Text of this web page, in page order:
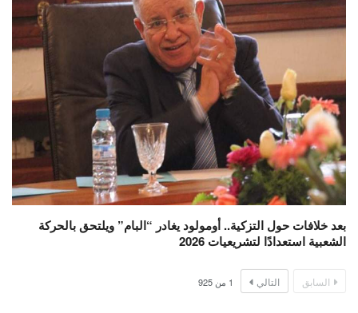
بعد خلافات حول التزكية.. أومولود يغادر “البام” ويلتحق بالحركة
الشعبية استعدادًا لتشريعيات 2026
السابق التالي 1 من 925